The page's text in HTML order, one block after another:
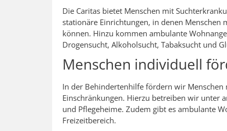
Die Caritas bietet Menschen mit
stationäre Einrichtungen, in denen Menschen
können. Hinzu kommen ambulante
Drogensucht, Alkoholsucht, Tabaksucht und
Menschen individuell
In der Behindertenhilfe fördern wir
Einschränkungen. Hierzu betreiben wir unter
und Pflegeheime. Zudem gibt es ambulante
Freizeitbereich.